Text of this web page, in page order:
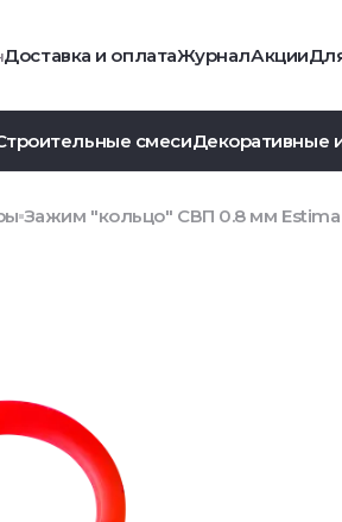
Доставка и оплатаЖурналАкции
смесиДекоративные
Зажим "кольцо" СВП 0.8 мм